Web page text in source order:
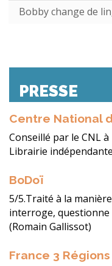
Bobby change de
PRESSE
Centre National
Conseillé par le CNL
Librairie
BoDoï
5/5.Traité à la
interroge, questionne
(Romain Gallissot)
France 3